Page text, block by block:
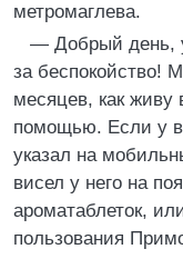
метромаглева.
— Добрый день,
за беспокойство!
месяцев, как
помощью. Если у
указал на
висел у него на
ароматаблеток,
пользования